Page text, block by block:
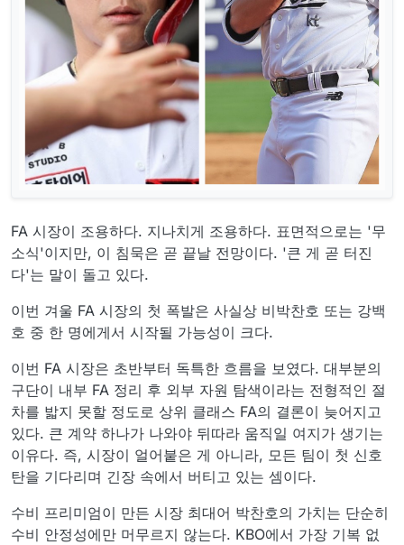
FA 시장이 조용하다. 지나치게 조용하다. 표면적으로는 '무
소식'이지만, 이 침묵은 곧 끝날 전망이다. '큰 게 곧 터진
다'는 말이 돌고 있다.
이번 겨울 FA 시장의 첫 폭발은 사실상 비박찬호 또는 강백
호 중 한 명에게서 시작될 가능성이 크다.
이번 FA 시장은 초반부터 독특한 흐름을 보였다. 대부분의
구단이 내부 FA 정리 후 외부 자원 탐색이라는 전형적인 절
차를 밟지 못할 정도로 상위 클래스 FA의 결론이 늦어지고
있다. 큰 계약 하나가 나와야 뒤따라 움직일 여지가 생기는
이유다. 즉, 시장이 얼어붙은 게 아니라, 모든 팀이 첫 신호
탄을 기다리며 긴장 속에서 버티고 있는 셈이다.
수비 프리미엄이 만든 시장 최대어 박찬호의 가치는 단순히
수비 안정성에만 머무르지 않는다. KBO에서 가장 기복 없